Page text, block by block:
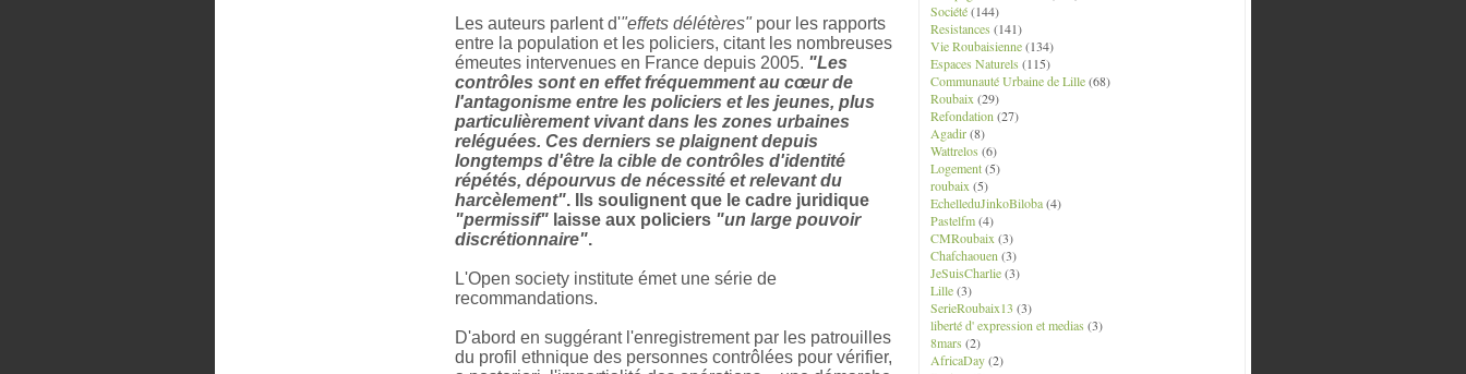
Les auteurs parlent d'"effets délétères"pour les rapports
entre la population et les policiers, citant les nombreuses
émeutes intervenues en France depuis 2005. "Les
contrôles sont en effet fréquemment au cœur de
l'antagonisme entre les policiers et les jeunes, plus
particulièrement vivant dans les zones urbaines
reléguées. Ces derniers se plaignent depuis
longtemps d'être la cible de contrôles d'identité
répétés, dépourvus de nécessité et relevant du
harcèlement". Ils soulignent que le cadre juridique
"permissif" laisse aux policiers "un large pouvoir
discrétionnaire".
L'Open society institute émet une série de
recommandations.
D'abord en suggérant l'enregistrement par les patrouilles
du profil ethnique des personnes contrôlées pour vérifier,
Société(144)
Resistances (141)
Vie Roubaisienne(134)
Espaces Naturels (115)
Communauté Urbaine de Lille(68)
Roubaix (29)
Refondation (27)
Agadir(8)
Wattrelos (6)
Logement(5)
roubaix (5)
EchelleduJinkoBiloba(4)
Pastelfm(4)
CMRoubaix (3)
Chafchaouen (3)
JeSuisCharlie(3)
Lille(3)
SerieRoubaix13 (3)
liberté d' expression et medias (3)
8mars (2)
AfricaDay(2)